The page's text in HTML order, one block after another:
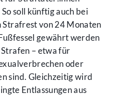
soll künftig auch bei
von 24 Monaten
gewährt werden
– etwa für
oder
sind. Gleichzeitig wird
Entlassungen aus